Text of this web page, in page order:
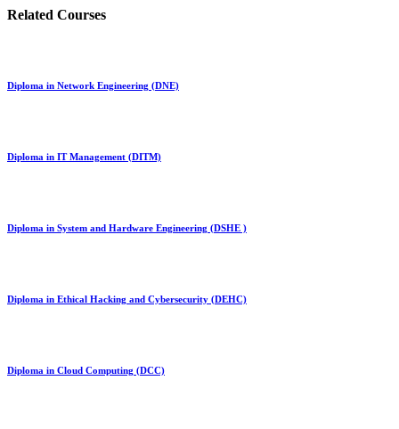
Related Courses
Diploma in Network Engineering (DNE)
Diploma in IT Management (DITM)
Diploma in System and Hardware Engineering (DSHE )
Diploma in Ethical Hacking and Cybersecurity (DEHC)
Diploma in Cloud Computing (DCC)